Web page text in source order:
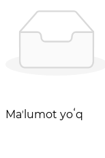
Maʼlumot yoʻq